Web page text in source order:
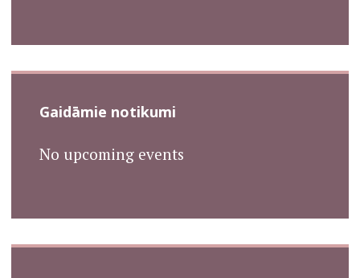
Gaidāmie notikumi
No upcoming events